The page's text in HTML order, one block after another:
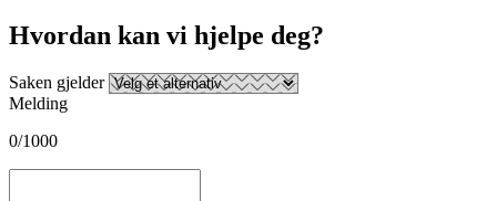
Hvordan kan vi hjelpe deg?
Saken gjelder
Melding
0/1000